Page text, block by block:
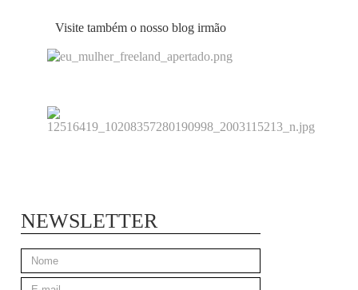
Visite também o nosso blog irmão
NEWSLETTER